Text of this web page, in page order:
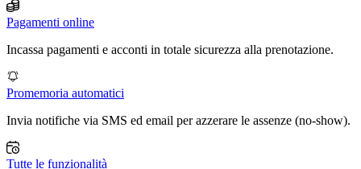
Pagamenti online
Incassa pagamenti e acconti in totale sicurezza alla prenotazione.
Promemoria automatici
Invia notifiche via SMS ed email per azzerare le assenze (no-show).
Tutte le funzionalità